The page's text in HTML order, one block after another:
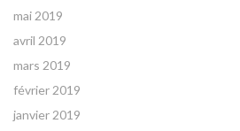
mai 2019
avril 2019
mars 2019
février 2019
janvier 2019